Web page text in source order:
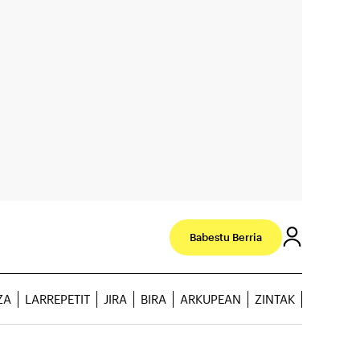
Babestu Berria
LARREPETIT JIRA BIRA ARKUPEAN ZINTAK